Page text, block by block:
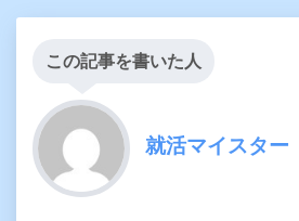
この記事を書いた人
就活マイスター